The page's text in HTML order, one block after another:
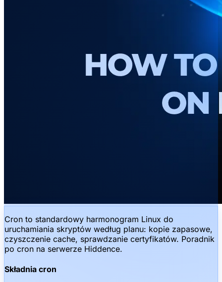
Cron to standardowy harmonogram Linux do
uruchamiania skryptów według planu: kopie zapasowe,
czyszczenie cache, sprawdzanie certyfikatów. Poradnik
po cron na serwerze Hiddence.
Składnia cron